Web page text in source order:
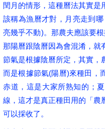
閏月的情形，這種曆法其實
該稱為漁曆才對，月亮走到
亮幾乎不動)。那農夫應該要
那陽曆跟陰曆因為會混淆，就
節氣是根據陰曆所定，其實，
而是根據節氣(陽曆)來種田，
赤道，這是大家所熟知的；
線，這才是真正種田用的「農
可以採收了。